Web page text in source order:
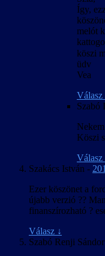
Így,
melót
köszi
üdv
Vea
Válasz
Szabó
Köszi
Válasz
Szakács István -
Ezer köszönet a
újabb verzió ??
finanszírozható ?
Válasz ↓
Szabó Renji Sándor